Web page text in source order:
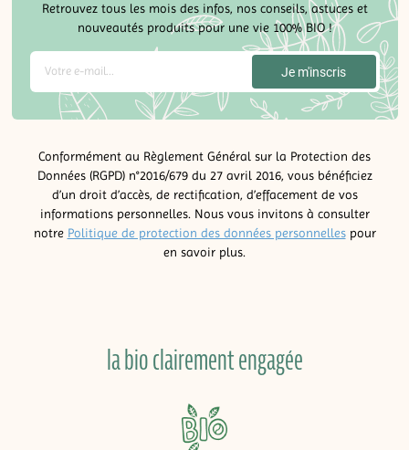
Retrouvez tous les mois des infos, nos conseils, astuces et
nouveautés produits pour une vie 100% BIO !
Conformément au Règlement Général sur la Protection des
Données (RGPD) n°2016/679 du 27 avril 2016, vous bénéficiez
d’un droit d’accès, de rectification, d’effacement de vos
informations personnelles. Nous vous invitons à consulter
notre Politique de protection des données personnellespour
en savoir plus.
la bio clairement engagée